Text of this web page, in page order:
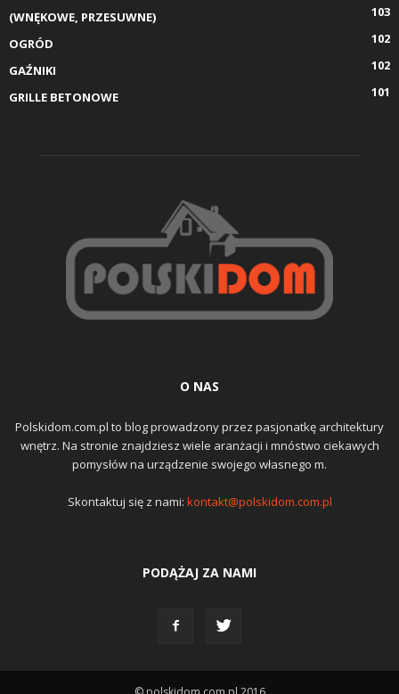
(WNĘKOWE, PRZESUWNE)
103
OGRÓD
102
GAŹNIKI
102
GRILLE BETONOWE
101
O NAS
Polskidom.com.pl to blog prowadzony przez pasjonatkę architektury
wnętrz. Na stronie znajdziesz wiele aranżacji i mnóstwo ciekawych
pomysłów na urządzenie swojego własnego m.
Skontaktuj się z nami: kontakt@polskidom.com.pl
PODĄŻAJ ZA NAMI